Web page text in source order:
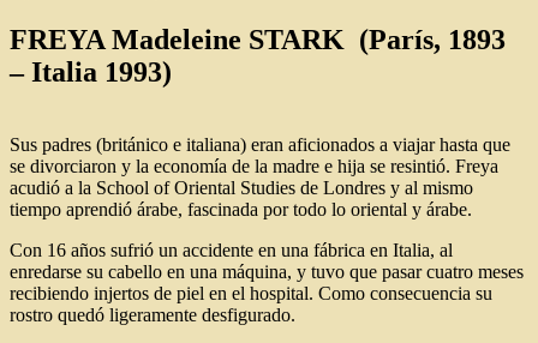
FREYA Madeleine STARK (París, 1893
– Italia 1993)
Sus padres (británico e italiana) eran aficionados a viajar hasta que
se divorciaron y la economía de la madre e hija se resintió. Freya
acudió a la School of Oriental Studies de Londres y al mismo
tiempo aprendió árabe, fascinada por todo lo oriental y árabe.
Con 16 años sufrió un accidente en una fábrica en Italia, al
enredarse su cabello en una máquina, y tuvo que pasar cuatro meses
recibiendo injertos de piel en el hospital. Como consecuencia su
rostro quedó ligeramente desfigurado.